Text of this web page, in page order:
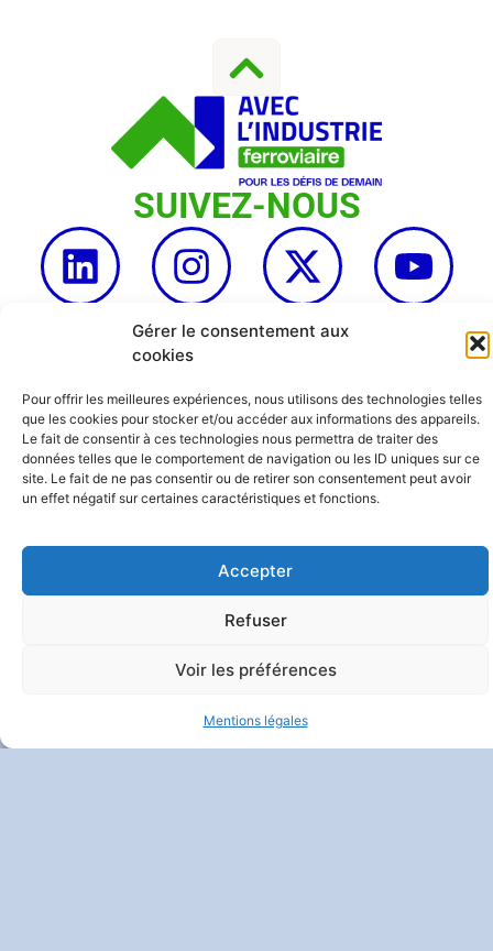
Gérer le consentement aux
cookies
Pour offrir les meilleures expériences, nous utilisons des technologies telles
que les cookies pour stocker et/ou accéder aux informations des appareils.
Le fait de consentir à ces technologies nous permettra de traiter des
données telles que le comportement de navigation ou les ID uniques sur ce
site. Le fait de ne pas consentir ou de retirer son consentement peut avoir
un effet négatif sur certaines caractéristiques et fonctions.
Accepter
Refuser
Voir les préférences
Mentions légales
SUIVEZ-NOUS
Et Vie Privée| Crédits :Codixis